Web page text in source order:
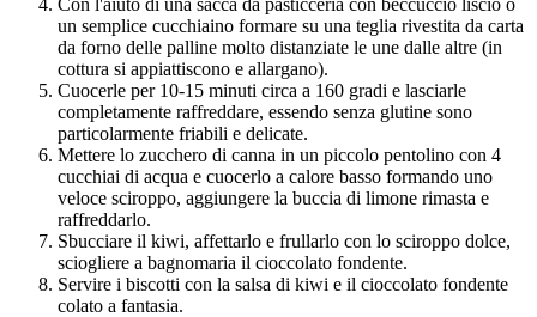
un semplice cucchiaino formare su una teglia rivestita da carta
da forno delle palline molto distanziate le une dalle altre (in
cottura si appiattiscono e allargano).
Cuocerle per 10-15 minuti circa a 160 gradi e lasciarle
completamente raffreddare, essendo senza glutine sono
particolarmente friabili e delicate.
Mettere lo zucchero di canna in un piccolo pentolino con 4
cucchiai di acqua e cuocerlo a calore basso formando uno
veloce sciroppo, aggiungere la buccia di limone rimasta e
raffreddarlo.
Sbucciare il kiwi, affettarlo e frullarlo con lo sciroppo dolce,
sciogliere a bagnomaria il cioccolato fondente.
Servire i biscotti con la salsa di kiwi e il cioccolato fondente
colato a fantasia.